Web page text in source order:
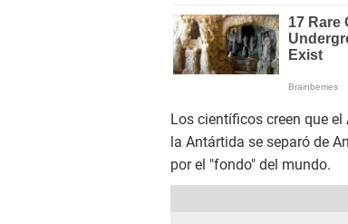
Los científicos creen que
la Antártida se separó de
por el "fondo" del mundo.